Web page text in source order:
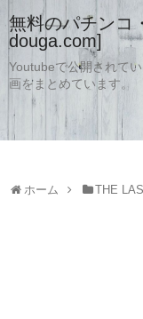
無料のパチンコ
douga.com]
Youtubeで公開されて
画をまとめています。
ホーム THE